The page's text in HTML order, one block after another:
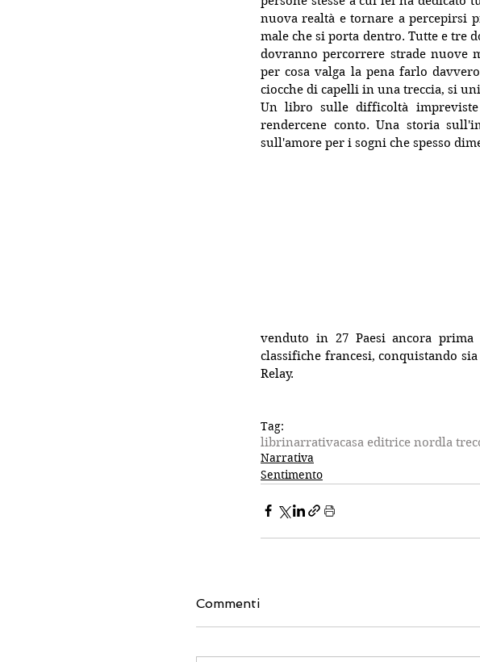
nuova realtà e tornare a percepirsi
male che si porta dentro. Tutte e tre
dovranno percorrere strade nuove
per cosa valga la pena farlo
ciocche di capelli in una treccia, si
Un libro sulle difficoltà
rendercene conto. Una storia
sull'amore per i sogni che spesso
venduto in 27 Paesi ancora
classifiche francesi, conquistando
Relay.
Tag:
librinarrativacasa editrice nordla
Narrativa
Sentimento
Commenti